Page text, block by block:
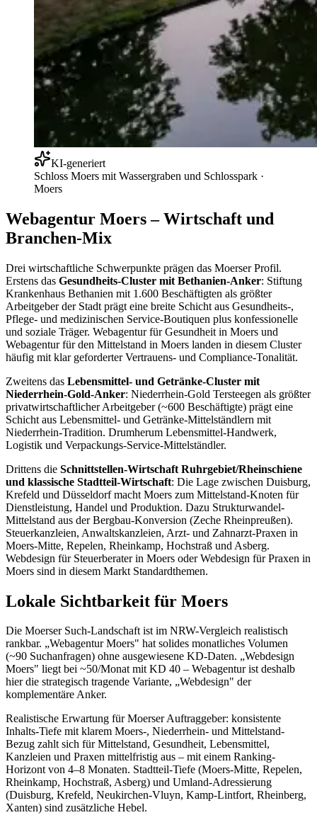
KI-generiert
Schloss Moers mit Wassergraben und Schlosspark ·
Moers
Webagentur Moers – Wirtschaft und
Branchen-Mix
Drei wirtschaftliche Schwerpunkte prägen das Moerser Profil.
Erstens das Gesundheits-Cluster mit Bethanien-Anker: Stiftung
Krankenhaus Bethanien mit 1.600 Beschäftigten als größter
Arbeitgeber der Stadt prägt eine breite Schicht aus Gesundheits-,
Pflege- und medizinischen Service-Boutiquen plus konfessionelle
und soziale Träger. Webagentur für Gesundheit in Moers und
Webagentur für den Mittelstand in Moers landen in diesem Cluster
häufig mit klar geforderter Vertrauens- und Compliance-Tonalität.
Zweitens das Lebensmittel- und Getränke-Cluster mit
Niederrhein-Gold-Anker: Niederrhein-Gold Tersteegen als größter
privatwirtschaftlicher Arbeitgeber (~600 Beschäftigte) prägt eine
Schicht aus Lebensmittel- und Getränke-Mittelständlern mit
Niederrhein-Tradition. Drumherum Lebensmittel-Handwerk,
Logistik und Verpackungs-Service-Mittelständler.
Drittens die Schnittstellen-Wirtschaft Ruhrgebiet/Rheinschiene
und klassische Stadtteil-Wirtschaft: Die Lage zwischen Duisburg,
Krefeld und Düsseldorf macht Moers zum Mittelstand-Knoten für
Dienstleistung, Handel und Produktion. Dazu Strukturwandel-
Mittelstand aus der Bergbau-Konversion (Zeche Rheinpreußen).
Steuerkanzleien, Anwaltskanzleien, Arzt- und Zahnarzt-Praxen in
Moers-Mitte, Repelen, Rheinkamp, Hochstraß und Asberg.
Webdesign für Steuerberater in Moers oder Webdesign für Praxen in
Moers sind in diesem Markt Standardthemen.
Lokale Sichtbarkeit für Moers
Die Moerser Such-Landschaft ist im NRW-Vergleich realistisch
rankbar. „Webagentur Moers" hat solides monatliches Volumen
(~90 Suchanfragen) ohne ausgewiesene KD-Daten. „Webdesign
Moers" liegt bei ~50/Monat mit KD 40 – Webagentur ist deshalb
hier die strategisch tragende Variante, „Webdesign" der
komplementäre Anker.
Realistische Erwartung für Moerser Auftraggeber: konsistente
Inhalts-Tiefe mit klarem Moers-, Niederrhein- und Mittelstand-
Bezug zahlt sich für Mittelstand, Gesundheit, Lebensmittel,
Kanzleien und Praxen mittelfristig aus – mit einem Ranking-
Horizont von 4–8 Monaten. Stadtteil-Tiefe (Moers-Mitte, Repelen,
Rheinkamp, Hochstraß, Asberg) und Umland-Adressierung
(Duisburg, Krefeld, Neukirchen-Vluyn, Kamp-Lintfort, Rheinberg,
Xanten) sind zusätzliche Hebel.